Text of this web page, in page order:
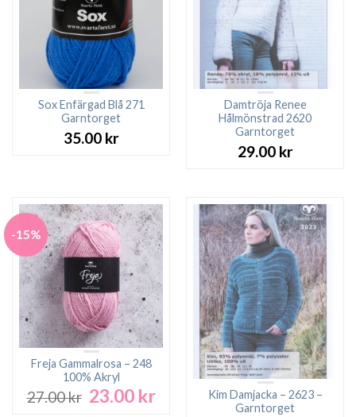
Sox Enfärgad Blå 271
Garntorget
35.00 kr
Damtröja Renee
Hålmönstrad 2620
Garntorget
29.00 kr
-15%
Freja Gammalrosa – 248
100% Akryl
27.00kr Det
23.00 krDet
Kim Damjacka – 2623 –
Garntorget